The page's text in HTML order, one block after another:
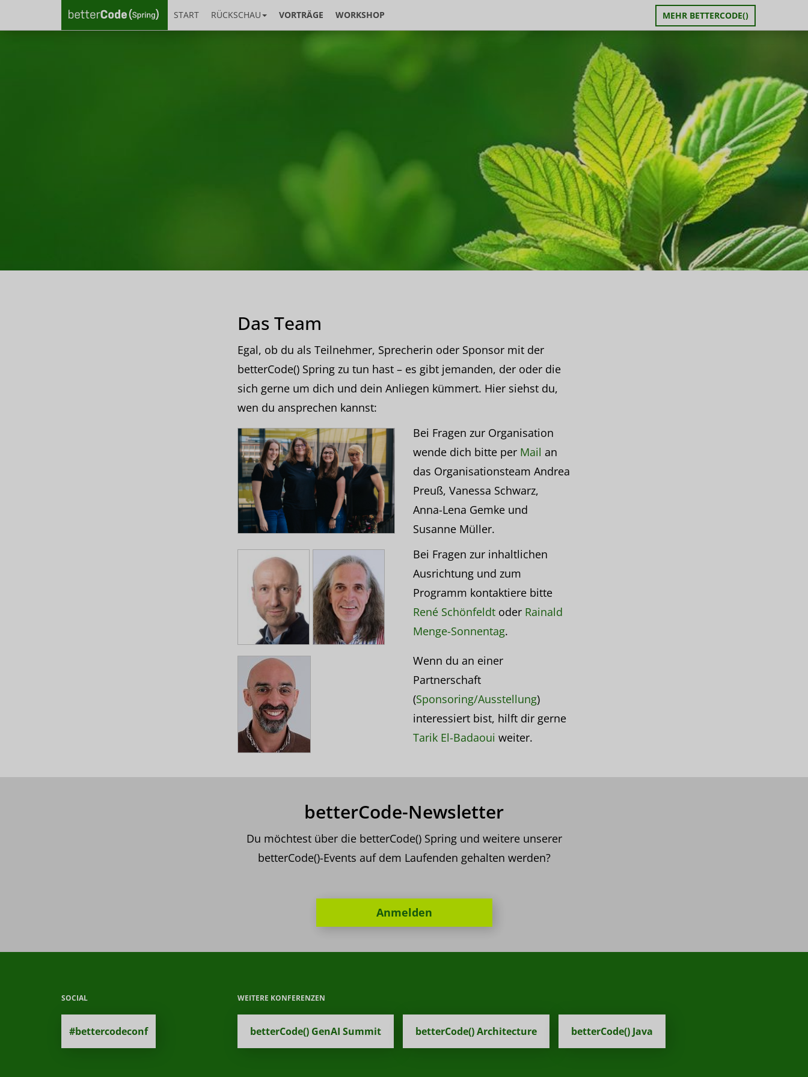
START RÜCKSCHAU VORTRÄGE WORKSHOP MEHR BETTERCODE()
Das Team
Egal, ob du als Teilnehmer, Sprecherin oder Sponsor mit der
betterCode() Spring zu tun hast – es gibt jemanden, der oder die
sich gerne um dich und dein Anliegen kümmert. Hier siehst du,
wen du ansprechen kannst:
Bei Fragen zur Organisation
wende dich bitte per Mail an
das Organisationsteam Andrea
Preuß, Vanessa Schwarz,
Anna-Lena Gemke und
Susanne Müller.
Bei Fragen zur inhaltlichen
Ausrichtung und zum
Programm kontaktiere bitte
René Schönfeldt oder Rainald
Menge-Sonnentag.
Wenn du an einer
Partnerschaft
(Sponsoring/Ausstellung)
interessiert bist, hilft dir gerne
Tarik El-Badaoui weiter.
betterCode-Newsletter
Du möchtest über die betterCode() Spring und weitere unserer
betterCode()-Events auf dem Laufenden gehalten werden?
Anmelden
SOCIAL
#bettercodeconf
WEITERE KONFERENZEN
betterCode() GenAI Summit betterCode() Architecture betterCode() Java